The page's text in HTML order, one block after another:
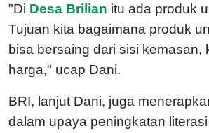
"Di Desa Brilian itu ada produk
Tujuan kita bagaimana produk
bisa bersaing dari sisi kemasan,
harga," ucap Dani.
BRI, lanjut Dani, juga
dalam upaya peningkatan